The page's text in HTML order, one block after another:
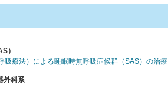
）
吸療法）による睡眠時無呼吸症候群（SAS）の治療
外科系